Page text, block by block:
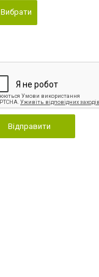
Вибрати
Відправити